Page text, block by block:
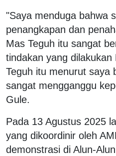
"Saya menduga bahwa
penangkapan dan
Mas Teguh itu sangat
tindakan yang
Teguh itu menurut saya
sangat mengganggu
Gule.
Pada 13 Agustus 2025
yang dikoordinir oleh
demonstrasi di Alun-